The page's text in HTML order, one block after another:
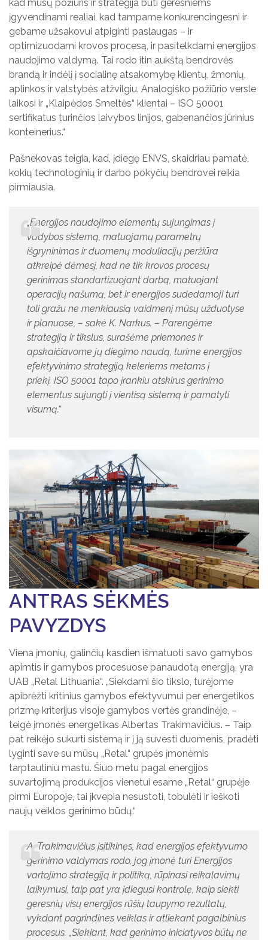
kad mūsų požiūris ir strategija būti geresniems
įgyvendinami realiai, kad tampame konkurencingesni ir
gebame užsakovui atpiginti paslaugas – ir
optimizuodami krovos procesą, ir pasitelkdami energijos
naudojimo valdymą. Tai rodo itin aukštą bendrovės
brandą ir indėlį į socialinę atsakomybę klientų, žmonių,
aplinkos ir valstybės atžvilgiu. Analogiško požiūrio versle
laikosi ir „Klaipėdos Smeltės“ klientai – ISO 50001
sertifikatus turinčios laivybos linijos, gabenančios jūrinius
konteinerius.“
Pašnekovas teigia, kad, įdiegę ENVS, skaidriau pamatė,
kokių technologinių ir darbo pokyčių bendrovei reikia
pirmiausia.
„Energijos naudojimo elementų sujungimas į
vadybos sistemą, matuojamų parametrų
išgryninimas ir duomenų moduliacijų peržiūra
atkreipė dėmesį, kad ne tik krovos procesų
gerinimas standartizuojant darbą, matuojant
operacijų našumą, bet ir energijos sudedamoji turi
toli gražu ne menkiausią vaidmenį mūsų užduotyse
ir planuose, – sakė K. Narkus. – Parengėme
strategiją ir tikslus, surašėme priemones ir
apskaičiavome jų diegimo naudą, turime energijos
efektyvinimo strategiją keleriems metams į
priekį. ISO 50001 tapo įrankiu atskirus gerinimo
elementus sujungti į vientisą sistemą ir pamatyti
visumą.“
ANTRAS SĖKMĖS
PAVYZDYS
Viena įmonių, galinčių kasdien išmatuoti savo gamybos
apimtis ir gamybos procesuose panaudotą energiją, yra
UAB „Retal Lithuania“. „Siekdami šio tikslo, turėjome
apibrėžti kritinius gamybos efektyvumui per energetikos
prizmę kriterijus visoje gamybos vertės grandinėje, –
teigė įmonės energetikas Albertas Trakimavičius. – Taip
pat reikėjo sukurti sistemą ir į ją suvesti duomenis, pradėti
lyginti save su mūsų „Retal“ grupės įmonėmis
tarptautiniu mastu. Šiuo metu pagal energijos
suvartojimą produkcijos vienetui esame „Retal“ grupėje
pirmi Europoje, tai įkvepia nesustoti, tobulėti ir ieškoti
naujų veiklos gerinimo būdų.“
A. Trakimavičius įsitikinęs, kad energijos efektyvumo
gerinimo valdymas rodo, jog įmonė turi Energijos
vartojimo strategiją ir politiką, rūpinasi reikalavimų
laikymusi, taip pat yra įdiegusi kontrolę, kaip siekti
geresnių visų energijos rūšių taupymo rezultatų,
vykdant pagrindines veiklas ir atliekant pagalbinius
procesus. „Siekiant, kad gerinimo iniciatyvos būtų ne